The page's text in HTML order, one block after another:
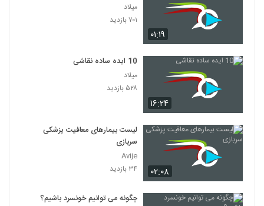
۰۱:۱۹
میلاد
۷۰۱ بازدید
۱۶:۲۴
10 ایده ساده نقاشی
میلاد
۵۲۸ بازدید
۰۲:۰۸
لیست بیمارهای معافیت پزشکی
سربازی
Avije
۳۴ بازدید
چگونه می توانیم خونسرد باشیم؟